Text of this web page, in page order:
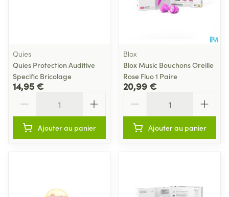
Quies
Quies Protection Auditive
Specific Bricolage
14,95 €
Ajouter au panier
Blox
Blox Music Bouchons Oreille
Rose Fluo 1 Paire
20,99 €
Ajouter au panier